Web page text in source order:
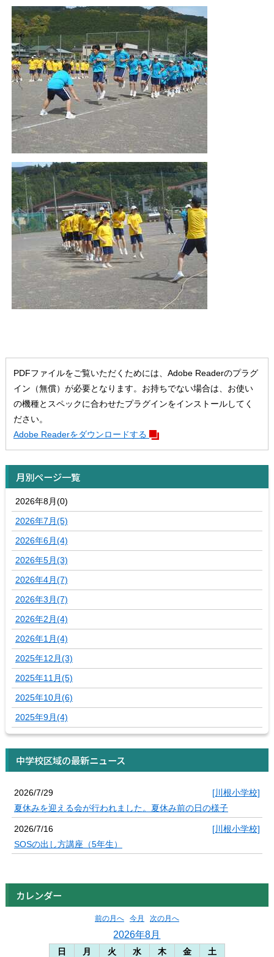
PDFファイルをご覧いただくためには、Adobe Readerのプラグ
イン（無償）が必要となります。お持ちでない場合は、お使い
の機種とスペックに合わせたプラグインをインストールしてく
ださい。
Adobe Readerをダウンロードする
月別ページ一覧
2026年8月(0)
2026年7月(5)
2026年6月(4)
2026年5月(3)
2026年4月(7)
2026年3月(7)
2026年2月(4)
2026年1月(4)
2025年12月(3)
2025年11月(5)
2025年10月(6)
2025年9月(4)
中学校区域の最新ニュース
2026/7/29
[川根小学校]
夏休みを迎える会が行われました。夏休み前の日の様子
2026/7/16
[川根小学校]
SOSの出し方講座（5年生）
カレンダー
前の月へ 今月 次の月へ
2026年8月
日 月 火 水 木 金 土